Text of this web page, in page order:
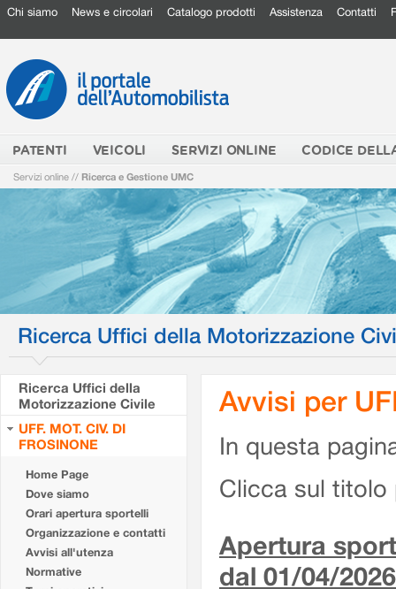
Chi siamo News e circolari Catalogo prodotti Assistenza Contatti
PATENTI VEICOLI SERVIZI ONLINE CODICE
Servizi online // Ricerca e Gestione UMC
Ricerca Uffici della Motorizzazione
Ricerca Uffici della
Motorizzazione Civile
UFF. MOT. CIV. DI
FROSINONE
Home Page
Dove siamo
Orari apertura sportelli
Organizzazione e contatti
Avvisi all'utenza
Normative
Avvisi per
In questa
Clicca sul titolo
Apertura
dal 01/04/2026